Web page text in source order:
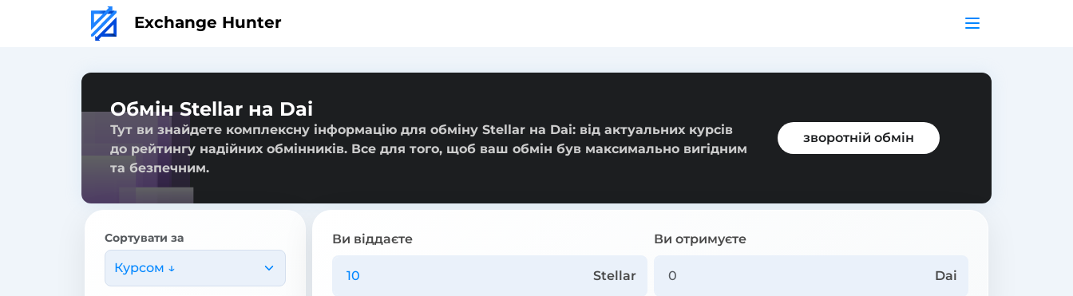
Exchange Hunter
Обмін Stellar на Dai
Тут ви знайдете комплексну інформацію для обміну Stellar на Dai: від актуальних курсів
до рейтингу надійних обмінників. Все для того, щоб ваш обмін був максимально вигідним
та безпечним.
зворотній обмін
Сортувати за
Курсом ↓
Ви віддаєте
Stellar
Ви отримуєте
Dai